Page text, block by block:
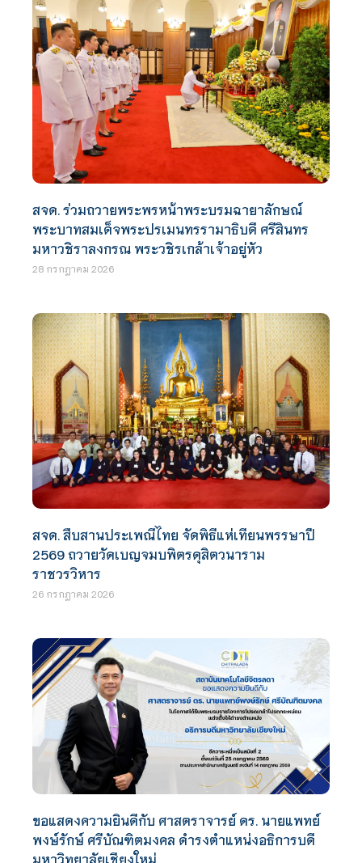
สจด. ร่วมถวายพระพรหน้าพระบรมฉายาลักษณ์
พระบาทสมเด็จพระปรเมนทรรามาธิบดี ศรีสินทร
มหาวชิราลงกรณ พระวชิรเกล้าเจ้าอยู่หัว
28 กรกฎาคม 2026
สจด. สืบสานประเพณีไทย จัดพิธีแห่เทียนพรรษาปี
2569 ถวายวัดเบญจมบพิตรดุสิตวนาราม
ราชวรวิหาร
26 กรกฎาคม 2026
ขอแสดงความยินดีกับ ศาสตราจารย์ ดร. นายแพทย์
พงษ์รักษ์ ศรีบัณฑิตมงคล ดำรงตำแหน่งอธิการบดี
มหาวิทยาลัยเชียงใหม่